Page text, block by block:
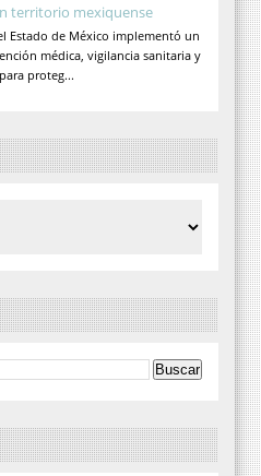
territorio mexiquense
Estado de México implementó un
médica, vigilancia sanitaria y
proteg...